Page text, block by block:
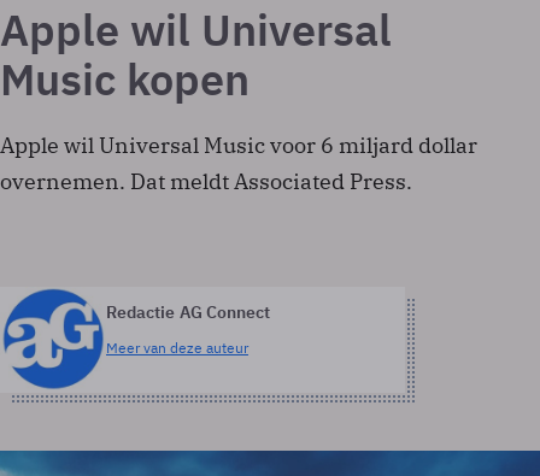
Apple wil Universal
Music kopen
Apple wil Universal Music voor 6 miljard dollar
overnemen. Dat meldt Associated Press.
Redactie AG Connect
Meer van deze auteur